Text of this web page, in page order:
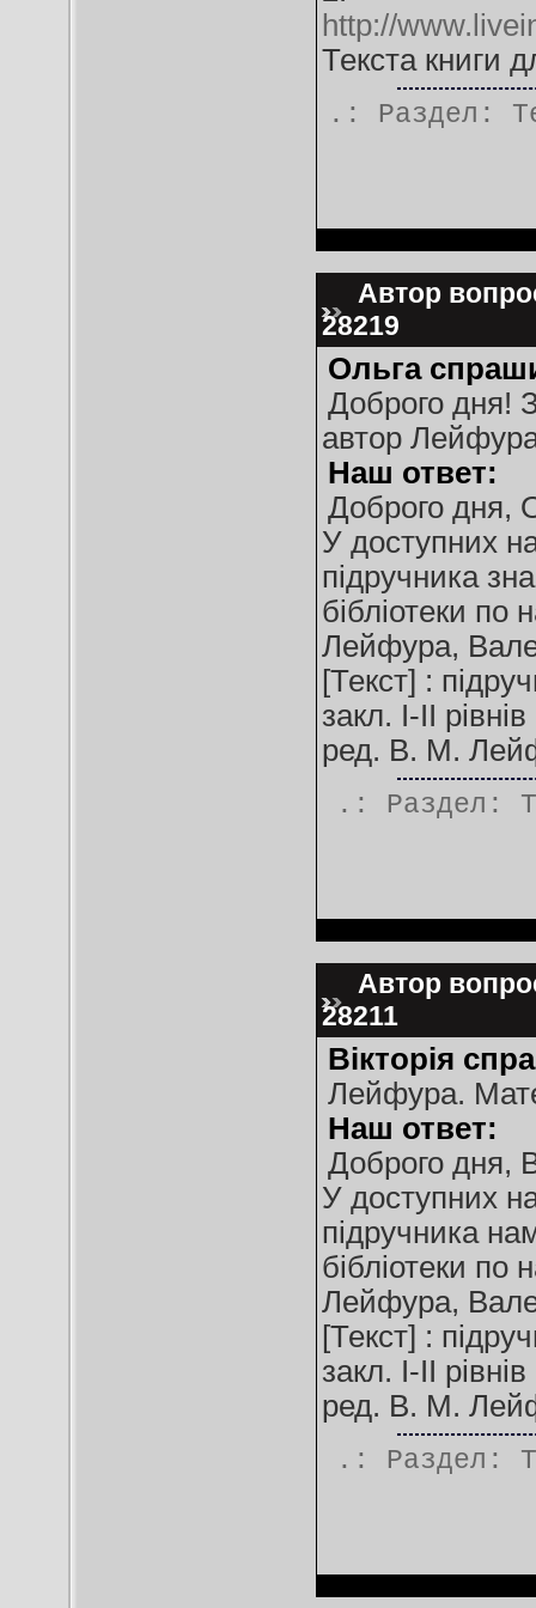
http://
Текста книги
.: Раздел:
Автор
28219
Ольга
Доброго дня!
автор
Наш ответ:
Доброго дня,
У доступних
підручника
бібліотеки по
Лейфура,
[Текст] :
закл. I-II
ред. В. М.
.: Раздел:
Автор
28211
Вікторія
Лейфура.
Наш ответ:
Доброго дня,
У доступних
підручника
бібліотеки по
Лейфура,
[Текст] :
закл. I-II
ред. В. М.
.: Раздел: